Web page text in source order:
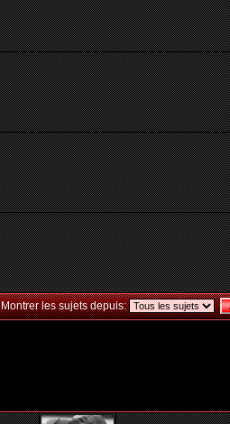
Montrer les sujets depuis: